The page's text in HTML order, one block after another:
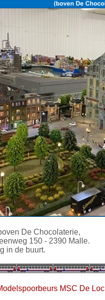
De Chocolaterie,
150 - 2390 Malle.
in de buurt.
MSC De